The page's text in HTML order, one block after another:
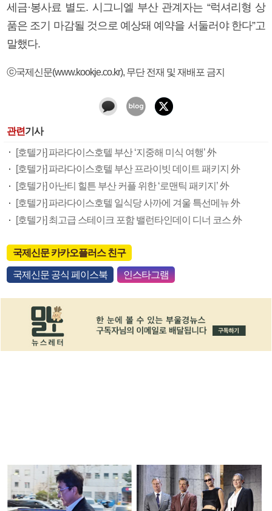
세금·봉사료 별도. 시그니엘 부산 관계자는 “럭셔리형 상
품은 조기 마감될 것으로 예상돼 예약을 서둘러야 한다”고
말했다.
ⓒ국제신문(www.kookje.co.kr), 무단 전재 및 재배포 금지
관련기사
[호텔가] 파라다이스호텔 부산 ‘지중해 미식 여행’ 外
[호텔가] 파라다이스호텔 부산 프라이빗 데이트 패키지 外
[호텔가] 아난티 힐튼 부산 커플 위한 ‘로맨틱 패키지’ 外
[호텔가] 파라다이스호텔 일식당 사까에 겨울 특선메뉴 外
[호텔가] 최고급 스테이크 포함 밸런타인데이 디너 코스 外
국제신문 카카오플러스 친구
국제신문 공식 페이스북 인스타그램